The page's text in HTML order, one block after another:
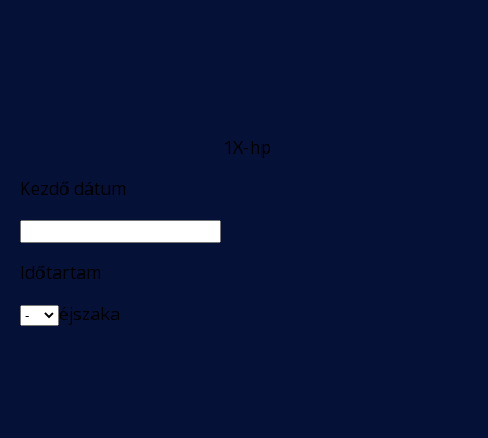
1X-hp
Kezdő dátum
Időtartam
éjszaka